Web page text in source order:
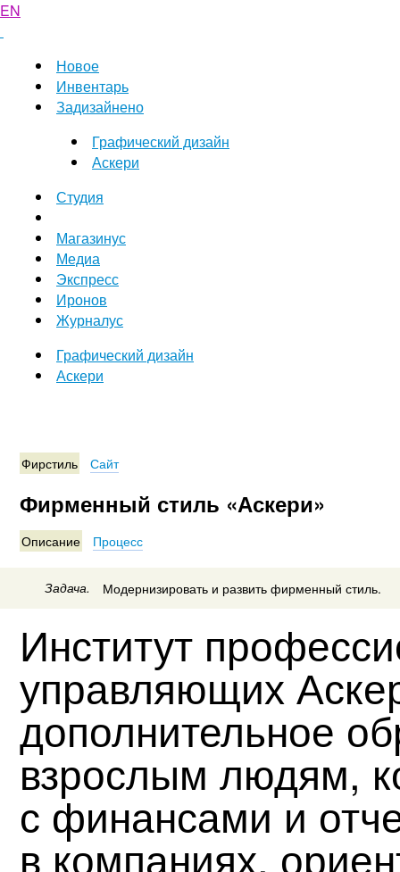
EN
Новое
Инвентарь
Задизайнено
Графический дизайн
Аскери
Студия
Магазинус
Медиа
Экспресс
Иронов
Журналус
Графический дизайн
Аскери
Фирстиль Сайт
Фирменный стиль «Аскери»
Описание Процесс
Задача. Модернизировать и развить фирменный стиль.
Институт
управляющих
дополнительное
взрослым людям,
с финансами и
в компаниях,